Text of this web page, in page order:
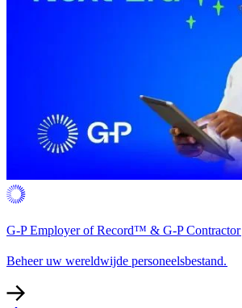
G-P Employer of Record™ & G-P Contractor​​
Beheer uw wereldwijde personeelsbestand.​​